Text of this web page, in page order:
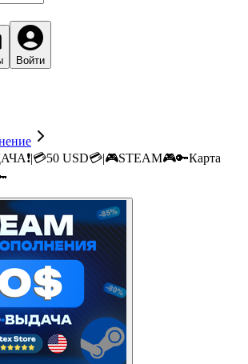
Войти
USD💳|🎮STEAM🎮🔑Карта